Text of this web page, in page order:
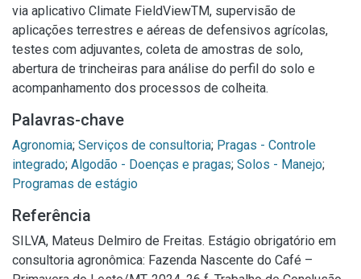
via aplicativo Climate FieldViewTM, supervisão de
aplicações terrestres e aéreas de defensivos agrícolas,
testes com adjuvantes, coleta de amostras de solo,
abertura de trincheiras para análise do perfil do solo e
acompanhamento dos processos de colheita.
Palavras-chave
Agronomia; Serviços de consultoria; Pragas - Controle
integrado; Algodão - Doenças e pragas; Solos - Manejo;
Programas de estágio
Referência
SILVA, Mateus Delmiro de Freitas. Estágio obrigatório em
consultoria agronômica: Fazenda Nascente do Café –